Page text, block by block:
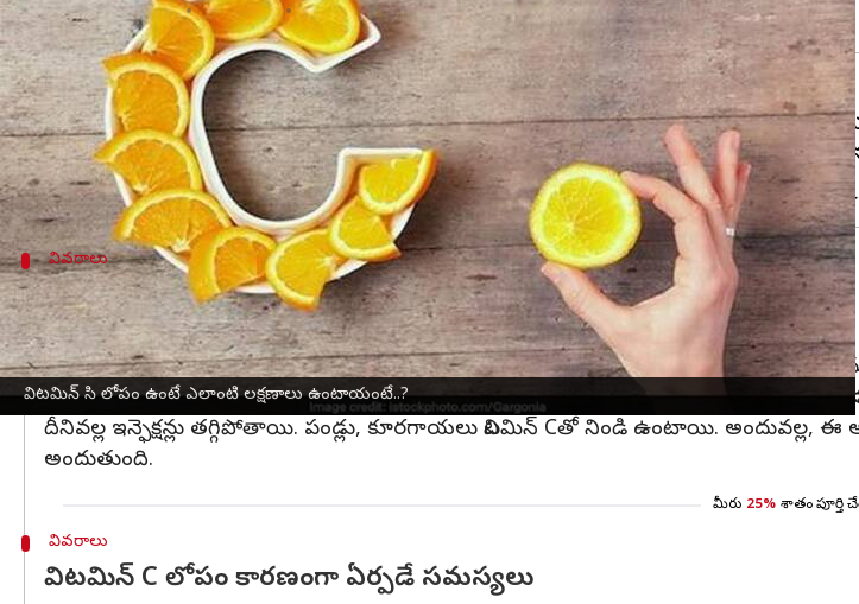
విటమిన్ సి లోపం ఉంటే ఎలాంటి లక్షణాలు ఉంటాయంటే..?
వ్రాసిన వారు Sirish Praharaju Jan 15, 2025 10:39 am
ఈ వార్తాకథనం ఏంటి
విటమిన్ C మన శరీరంలో కీలక పాత్ర పోషిస్తుంది. ఇది మనకు సులభంగా అందుబాటులో
విటమిన్ C లోపం అనేది చాలా మందికి ఎదురయ్యే సమస్య. అందువల్ల, రోజూ విటమిన్ Cని
వివరాలు
ఆరోగ్య సమస్యలు పట్ల సహజంగా స్పందించడం
విటమిన్ C లోపం ఉన్నప్పుడు ఆరోగ్య సమస్యలు సులభంగా వస్తాయి.
విటమిన్ C ఒక మంచి యాంటీ ఆక్సిడెంట్‌గా పని చేస్తుంది. ఇది ఆక్సీడేటివ్ స్ట్రెస్, సంక్రమణల నుండి మన
ఈ యాంటీ ఆక్సిడెంట్స్ గాయాలను త్వరగా మరమ్మతు చేసి.. కొల్లాజెన్ పెరుగుదల కొరకు
దీనివల్ల ఇన్ఫెక్షన్లు తగ్గిపోతాయి. పండ్లు, కూరగాయలు విటమిన్ Cతో నిండి ఉంటాయి.
అందుతుంది.
మీరు 25% శాతం పూర్తి
వివరాలు
విటమిన్ C లోపం కారణంగా ఏర్పడే సమస్యలు